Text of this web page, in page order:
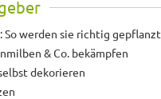
So werden sie richtig gepflanzt
& Co. bekämpfen
dekorieren